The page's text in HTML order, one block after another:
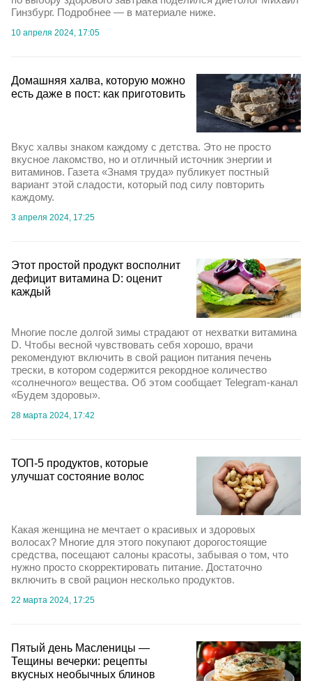
Гинзбург. Подробнее — в материале ниже.
10 апреля 2024, 17:05
Домашняя халва, которую можно
есть даже в пост: как приготовить
Вкус халвы знаком каждому с детства. Это не просто
вкусное лакомство, но и отличный источник энергии и
витаминов. Газета «Знамя труда» публикует постный
вариант этой сладости, который под силу повторить
каждому.
3 апреля 2024, 17:25
Этот простой продукт восполнит
дефицит витамина D: оценит
каждый
Многие после долгой зимы страдают от нехватки витамина
D. Чтобы весной чувствовать себя хорошо, врачи
рекомендуют включить в свой рацион питания печень
трески, в котором содержится рекордное количество
«солнечного» вещества. Об этом сообщает Telegram-канал
«Будем здоровы».
28 марта 2024, 17:42
ТОП-5 продуктов, которые
улучшат состояние волос
Какая женщина не мечтает о красивых и здоровых
волосах? Многие для этого покупают дорогостоящие
средства, посещают салоны красоты, забывая о том, что
нужно просто скорректировать питание. Достаточно
включить в свой рацион несколько продуктов.
22 марта 2024, 17:25
Пятый день Масленицы —
Тещины вечерки: рецепты
вкусных необычных блинов